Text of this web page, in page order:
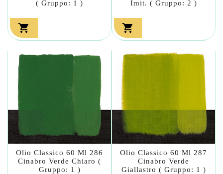
( Gruppo: 1 )

Imit. ( Gruppo: 2 )

Olio Classico 60 Ml 286
Cinabro Verde Chiaro (
Gruppo: 1 )
Olio Classico 60 Ml 287
Cinabro Verde
Giallastro ( Gruppo: 1 )